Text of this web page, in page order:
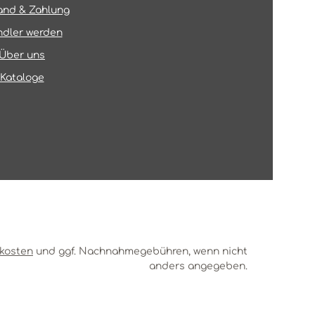
& Zahlung
werden
uns
Kataloge
und ggf. Nachnahmegebühren, wenn nicht
anders angegeben.